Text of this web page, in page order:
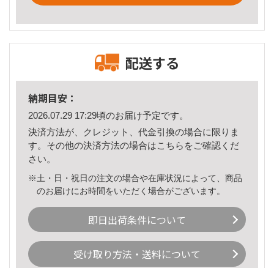
配送する
納期目安：
2026.07.29 17:29頃のお届け予定です。
決済方法が、クレジット、代金引換の場合に限りま
す。その他の決済方法の場合はこちら をご確認くだ
さい。
※土・日・祝日の注文の場合や在庫状況によって、商品
のお届けにお時間をいただく場合がございます。
即日出荷条件について
受け取り方法・送料について